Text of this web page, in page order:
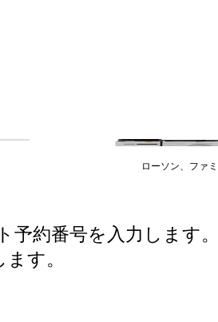
ローソン、ファ
予約番号を入力します
す。